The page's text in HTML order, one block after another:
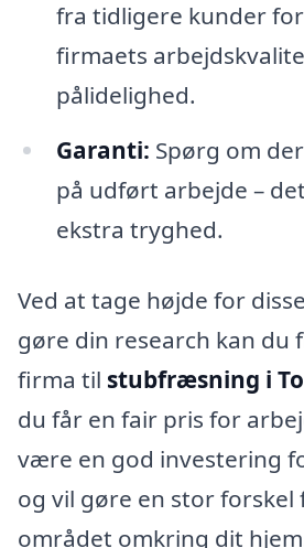
fra tidligere kunder
firmaets
pålidelighed.
Garanti: Spørg om
på udført arbejde –
ekstra tryghed.
Ved at tage højde for
gøre din research kan du
firma til stubfræsning i
du får en fair pris for
være en god investering
og vil gøre en stor forskel
området omkring dit